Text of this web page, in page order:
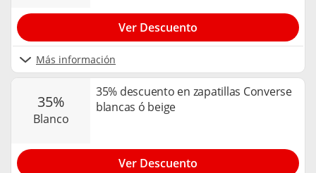
Más información
Ver Descuento
35%
blanco
35% descuento en zapatillas Converse
blancas ó beige
Ver Descuento